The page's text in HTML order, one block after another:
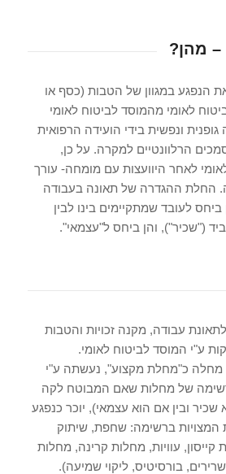
– מהן?
הנפגע במגוון של הטבות (כסף או
לאומי מהמוסד לביטוח לאומי
ונפשית בידי הועידה הרפואית
הרלוונטיים למקרה. על כן,
לאחר היוועצות עם מומחה- עורך
החלת ההגדרה של תאונה בעבודה
לעובד שמתקיימים בינו לבין
("שכיר"), והן ביחס ל"עצמאי".
עבודה, מקנה זכויות והטבות
ע"י המוסד לביטוח לאומי.
כ"מחלת מקצוע", נעשתה ע"י
של מחלות שאם המבוטח לקה
ובין אם הוא עצמאי), יוכר כנפגע
המצויות ברשימה: שחפת, שיתוק
עוויות, מחלות קרינה, מחלות
בורסיטיס, ליקוי שמיעה).